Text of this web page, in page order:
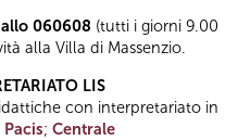
060608 (tutti i giorni 9.00
alla Villa di Massenzio.
LIS
con interpretariato in
Pacis; Centrale